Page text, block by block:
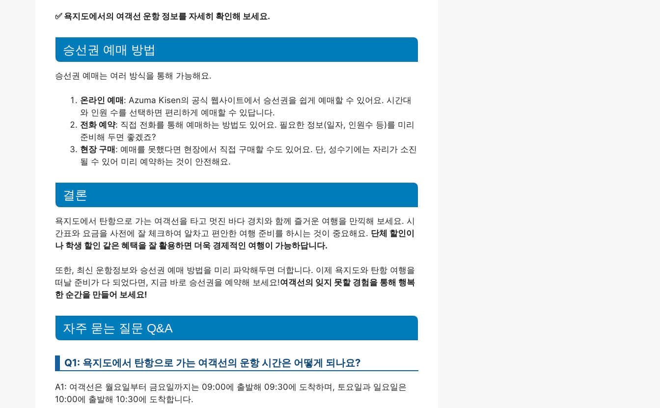
✅ 욕지도에서의 여객선 운항 정보를 자세히 확인해 보세요.
승선권 예매 방법
승선권 예매는 여러 방식을 통해 가능해요.
온라인 예매 : Azuma Kisen의 공식 웹사이트에서 승선권을 쉽게 예매할 수 있어요. 시간대
와 인원 수를 선택하면 편리하게 예매할 수 있답니다.
전화 예약: 직접 전화를 통해 예매하는 방법도 있어요. 필요한 정보(일자, 인원수 등)를 미리
준비해 두면 좋겠죠?
현장 구매 : 예매를 못했다면 현장에서 직접 구매할 수도 있어요. 단, 성수기에는 자리가 소진
될 수 있어 미리 예약하는 것이 안전해요.
결론
욕지도에서 탄항으로 가는 여객선을 타고 멋진 바다 경치와 함께 즐거운 여행을 만끽해 보세요. 시
간표와 요금을 사전에 잘 체크하여 알차고 편안한 여행 준비를 하시는 것이 중요해요. 단체 할인이
나 학생 할인 같은 혜택을 잘 활용하면 더욱 경제적인 여행이 가능하답니다.
또한, 최신 운항정보와 승선권 예매 방법을 미리 파악해두면 더합니다. 이제 욕지도와 탄항 여행을
떠날 준비가 다 되었다면, 지금 바로 승선권을 예약해 보세요!여객선의 잊지 못할 경험을 통해 행복
한 순간을 만들어 보세요!
자주 묻는 질문 Q&A
Q1: 욕지도에서 탄항으로 가는 여객선의 운항 시간은 어떻게 되나요?
A1: 여객선은 월요일부터 금요일까지는 09:00에 출발해 09:30에 도착하며, 토요일과 일요일은
10:00에 출발해 10:30에 도착합니다.